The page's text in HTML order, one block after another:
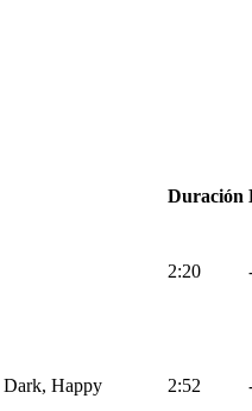
Duración
2:20
Dark, Happy 2:52